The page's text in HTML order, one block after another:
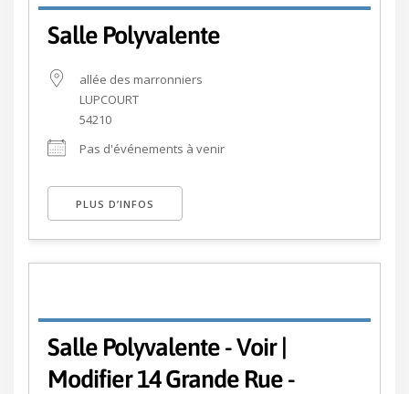
Salle Polyvalente
allée des marronniers
LUPCOURT
54210
Pas d'événements à venir
PLUS D’INFOS
Salle Polyvalente - Voir |
Modifier 14 Grande Rue -